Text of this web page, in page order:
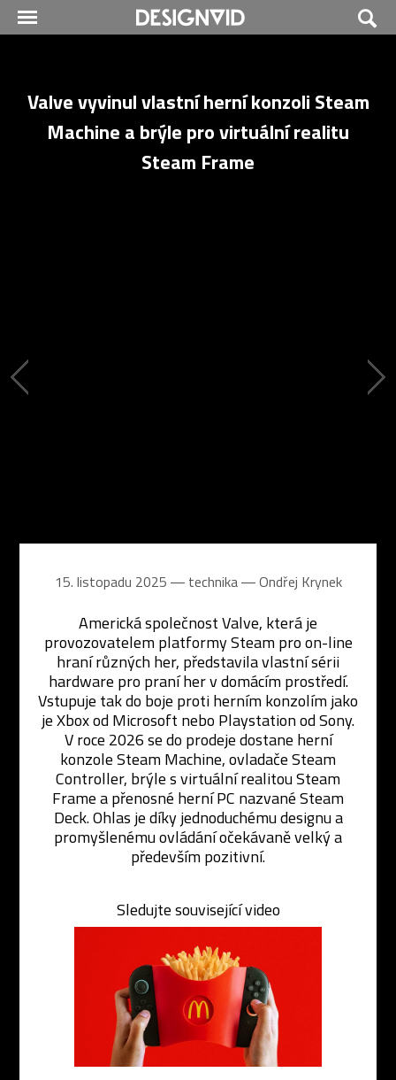
Valve vyvinul vlastní herní konzoli Steam
Machine a brýle pro virtuální realitu
Steam Frame
15. listopadu 2025 ― technika ―Ondřej Krynek
Americká společnost Valve, která je
provozovatelem platformy Steam pro on-line
hraní různých her, představila vlastní sérii
hardware pro praní her v domácím prostředí.
Vstupuje tak do boje proti herním konzolím jako
je Xbox od Microsoft nebo Playstation od Sony.
V roce 2026 se do prodeje dostane herní
konzole Steam Machine, ovladače Steam
Controller, brýle s virtuální realitou Steam
Frame a přenosné herní PC nazvané Steam
Deck. Ohlas je díky jednoduchému designu a
promyšlenému ovládání očekávaně velký a
především pozitivní.
Sledujte související video